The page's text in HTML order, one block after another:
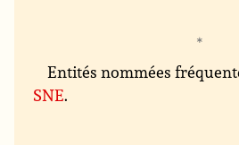
Entités nommées
SNE.